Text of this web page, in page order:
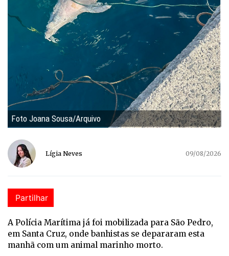
Foto Joana Sousa/Arquivo
Lígia Neves 09/08/2026
Partilhar
A Polícia Marítima já foi mobilizada para São Pedro,
em Santa Cruz, onde banhistas se depararam esta
manhã com um animal marinho morto.